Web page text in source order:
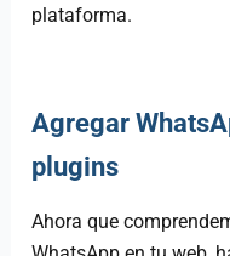
plataforma.
Agregar
plugins
Ahora que